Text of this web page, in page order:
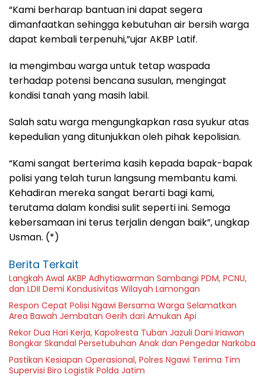
“Kami berharap bantuan ini dapat segera
dimanfaatkan sehingga kebutuhan air bersih warga
dapat kembali terpenuhi,”ujar AKBP Latif.
Ia mengimbau warga untuk tetap waspada
terhadap potensi bencana susulan, mengingat
kondisi tanah yang masih labil.
Salah satu warga mengungkapkan rasa syukur atas
kepedulian yang ditunjukkan oleh pihak kepolisian.
“Kami sangat berterima kasih kepada bapak-bapak
polisi yang telah turun langsung membantu kami.
Kehadiran mereka sangat berarti bagi kami,
terutama dalam kondisi sulit seperti ini. Semoga
kebersamaan ini terus terjalin dengan baik”, ungkap
Usman. (*)
Berita Terkait
Langkah Awal AKBP Adhytiawarman Sambangi PDM, PCNU,
dan LDII Demi Kondusivitas Wilayah Lamongan
Respon Cepat Polisi Ngawi Bersama Warga Selamatkan
Area Bawah Jembatan Gerih dari Amukan Api
Rekor Dua Hari Kerja, Kapolresta Tuban Jazuli Dani Iriawan
Bongkar Skandal Persetubuhan Anak dan Pengedar Narkoba
Pastikan Kesiapan Operasional, Polres Ngawi Terima Tim
Supervisi Biro Logistik Polda Jatim